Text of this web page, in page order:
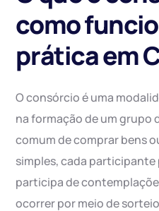
como
prática em
O consórcio é uma
na formação de um grupo
comum de comprar bens
simples, cada participante
participa de
ocorrer por meio de